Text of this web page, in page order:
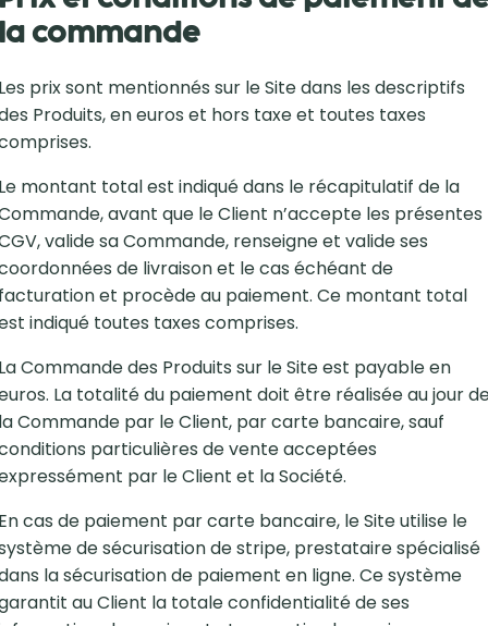
commande
prix sont mentionnés sur le Site dans les descriptifs
Produits, en euros et hors taxe et toutes taxes
montant total est indiqué dans le récapitulatif de la
avant que le Client n’accepte les présentes
valide sa Commande, renseigne et valide ses
de livraison et le cas échéant de
et procède au paiement. Ce montant total
indiqué toutes taxes comprises.
Commande des Produits sur le Site est payable en
La totalité du paiement doit être réalisée au jour
Commande par le Client, par carte bancaire, sauf
particulières de vente acceptées
par le Client et la Société.
cas de paiement par carte bancaire, le Site utilise le
de sécurisation de stripe, prestataire spécialisé
la sécurisation de paiement en ligne. Ce système
au Client la totale confidentialité de ses